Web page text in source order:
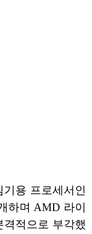
용 프로세서인
하며 AMD 라이
격적으로 부각했